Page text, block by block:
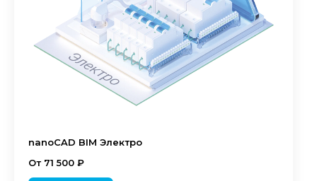
nanoCAD BIM Электро
От 71 500 ₽